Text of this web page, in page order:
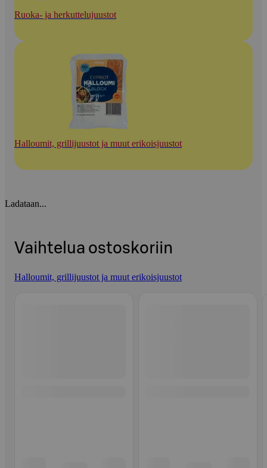
Ruoka- ja herkuttelujuustot
Halloumit, grillijuustot ja muut erikoisjuustot
Ladataan...
Vaihtelua ostoskoriin
Halloumit, grillijuustot ja muut erikoisjuustot